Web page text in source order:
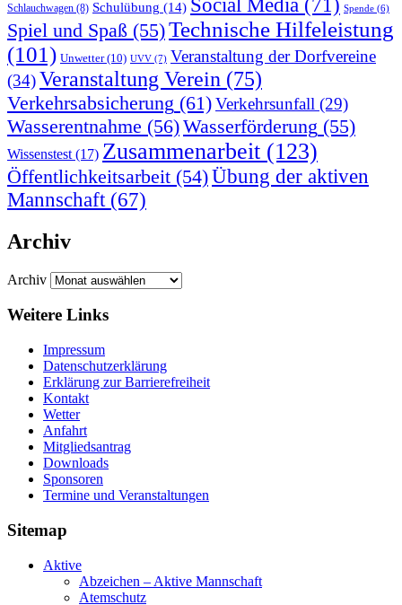
Schlauchwagen (8) Schulübung (14) Spende (6)
Spiel und Spaß (55)Technische Hilfeleistung
(101) Unwetter(10) UVV (7) Veranstaltung der Dorfvereine
(34)Veranstaltung Verein (75)
Verkehrsabsicherung (61)Verkehrsunfall (29)
Wasserentnahme (56)Wasserförderung (55)
Wissenstest (17) Zusammenarbeit (123)
Öffentlichkeitsarbeit (54)Übung der aktiven
Mannschaft (67)
Archiv
Archiv
Weitere Links
Impressum
Datenschutzerklärung
Erklärung zur Barriere­frei­heit
Kontakt
Wetter
Anfahrt
Mitgliedsantrag
Downloads
Sponsoren
Termine und Veranstaltungen
Sitemap
Aktive
Abzeichen – Aktive Mannschaft
Atemschutz